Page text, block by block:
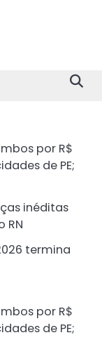
por R$
de PE;
inéditas
RN
termina
por R$
de PE;